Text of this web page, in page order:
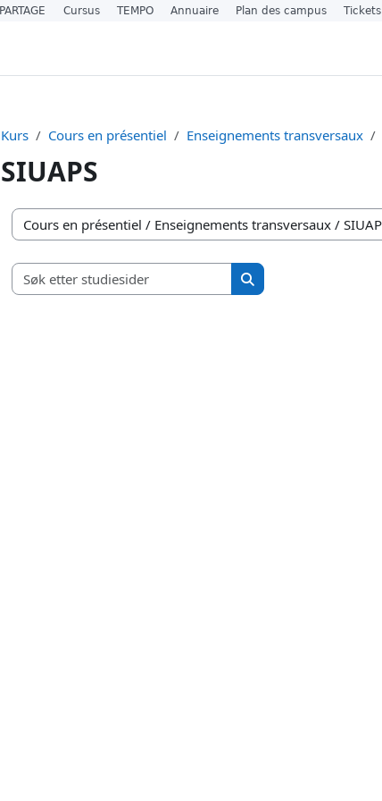
Kurs Cours en présentiel Enseignements transversaux
SIUAPS
Kurskategorier
Søk etter studiesider
Søk etter studiesider
PARTAGE Cursus TEMPO Annuaire Plan des campus Tickets